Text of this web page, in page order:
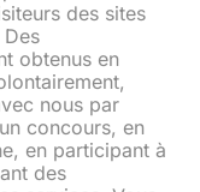
des sites
Des
obtenus en
nous par
concours, en
en participant à
des